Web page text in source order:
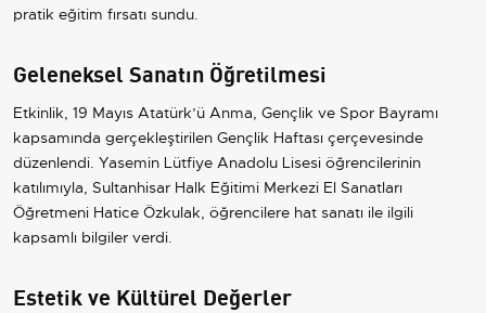
pratik eğitim fırsatı sundu.
Geleneksel Sanatın Öğretilmesi
Etkinlik, 19 Mayıs Atatürk’ü Anma, Gençlik ve Spor Bayramı
kapsamında gerçekleştirilen Gençlik Haftası çerçevesinde
düzenlendi. Yasemin Lütfiye Anadolu Lisesi öğrencilerinin
katılımıyla, Sultanhisar Halk Eğitimi Merkezi El Sanatları
Öğretmeni Hatice Özkulak, öğrencilere hat sanatı ile ilgili
kapsamlı bilgiler verdi.
Estetik ve Kültürel Değerler